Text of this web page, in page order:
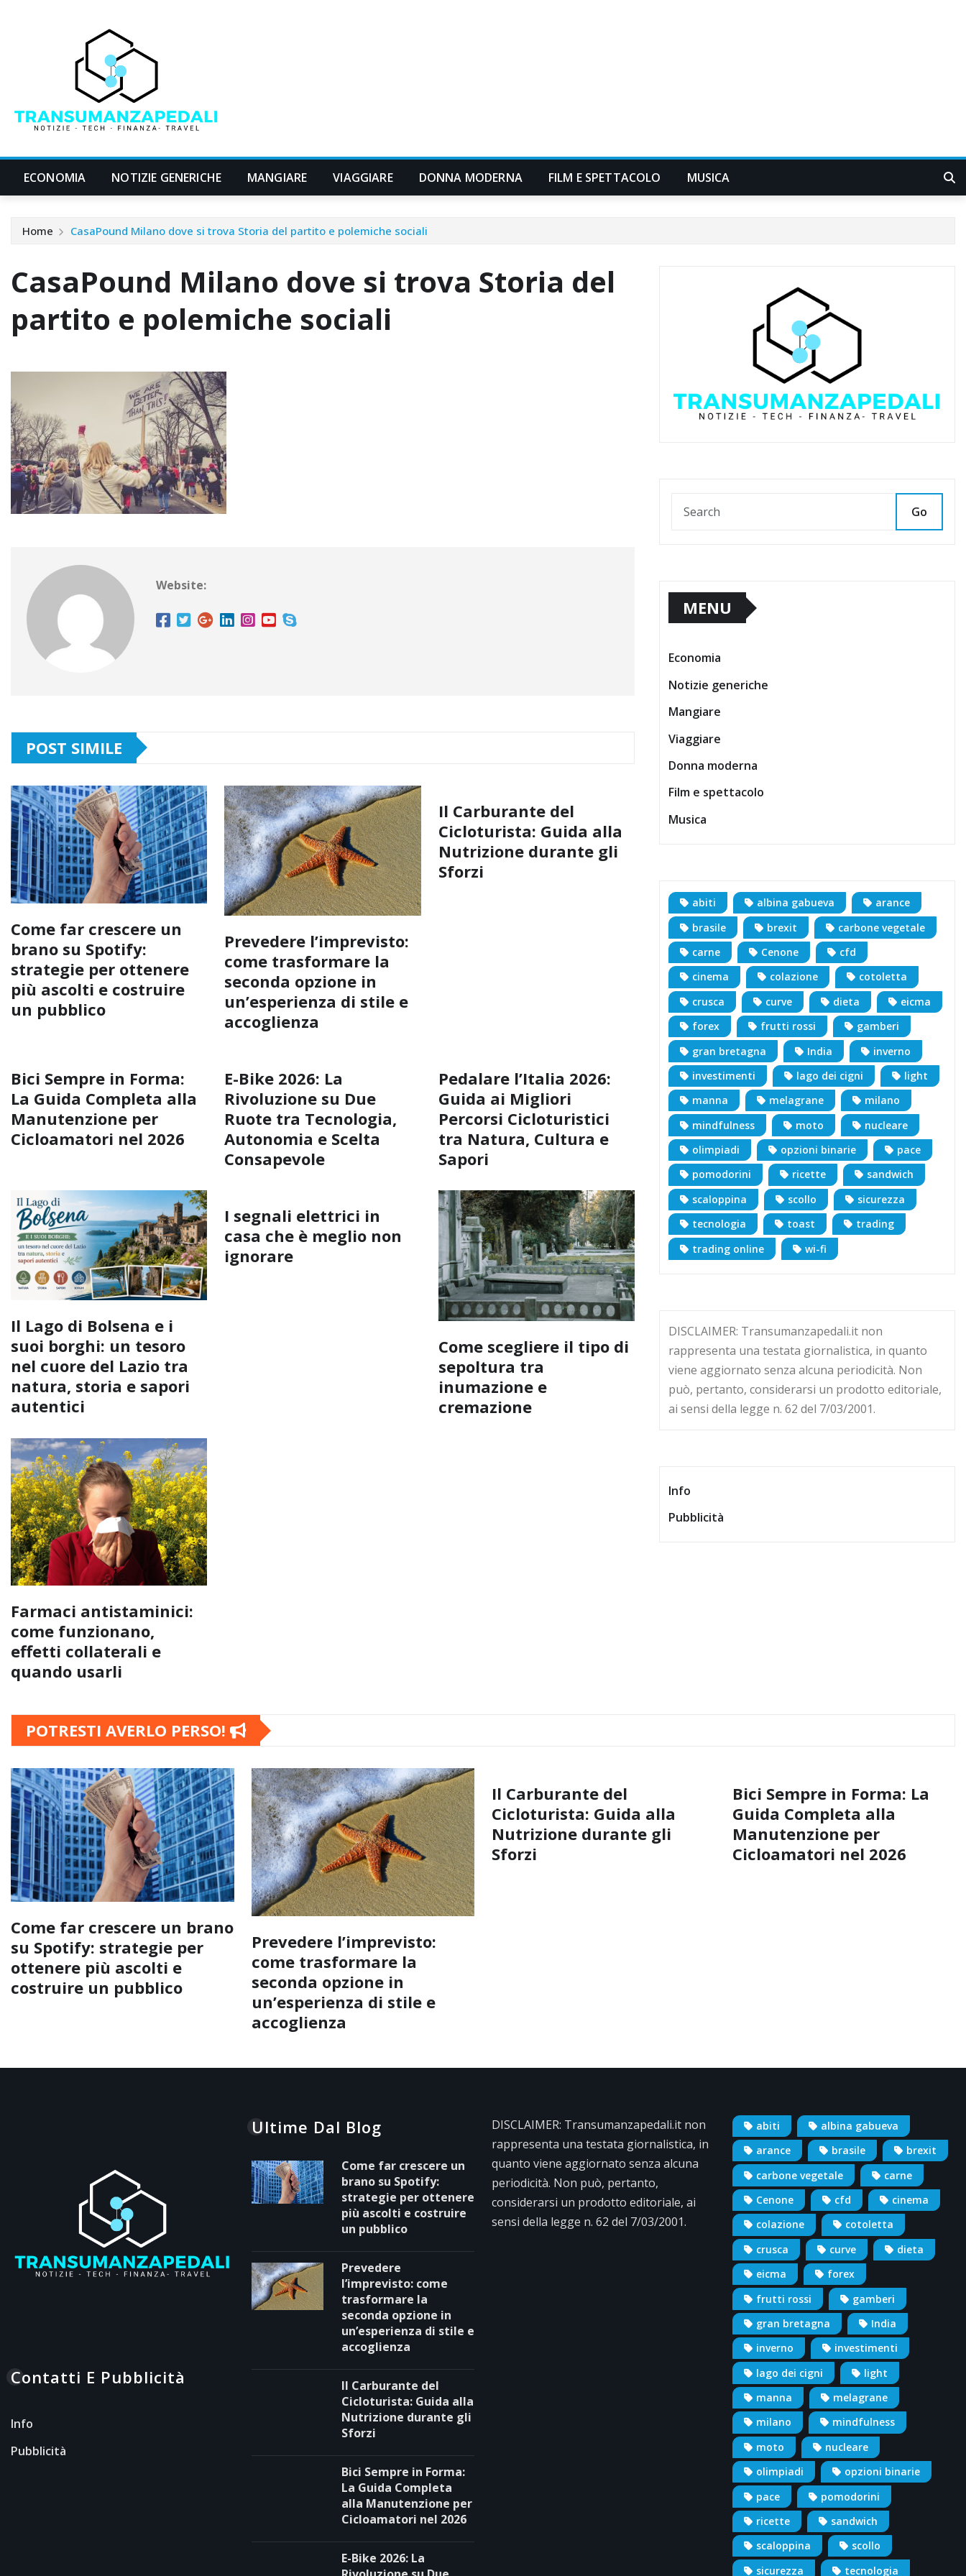
ECONOMIA NOTIZIE GENERICHE MANGIARE VIAGGIARE DONNA MODERNA FILM E SPETTACOLO MUSICA
Home CasaPound Milano dove si trova Storia del partito e polemiche sociali
CasaPound Milano dove si trova Storia del
partito e polemiche sociali
Website:
POST SIMILE
Come far crescere un
brano su Spotify:
strategie per ottenere
più ascolti e costruire
un pubblico
Prevedere l’imprevisto:
come trasformare la
seconda opzione in
un’esperienza di stile e
accoglienza
Il Carburante del
Cicloturista: Guida alla
Nutrizione durante gli
Sforzi
Bici Sempre in Forma:
La Guida Completa alla
Manutenzione per
Cicloamatori nel 2026
E-Bike 2026: La
Rivoluzione su Due
Ruote tra Tecnologia,
Autonomia e Scelta
Consapevole
Pedalare l’Italia 2026:
Guida ai Migliori
Percorsi Cicloturistici
tra Natura, Cultura e
Sapori
Il Lago di Bolsena e i
suoi borghi: un tesoro
nel cuore del Lazio tra
natura, storia e sapori
autentici
I segnali elettrici in
casa che è meglio non
ignorare
Come scegliere il tipo di
sepoltura tra
inumazione e
cremazione
Farmaci antistaminici:
come funzionano,
effetti collaterali e
quando usarli
Go
MENU
Economia
Notizie generiche
Mangiare
Viaggiare
Donna moderna
Film e spettacolo
Musica
abiti albina gabueva
arance
brasile
brexit
carbone vegetale
carne
Cenone
cfd
cinema
colazione
cotoletta
crusca
curve dieta
eicma
forex
frutti rossi
gamberi
gran bretagna
India
inverno
investimenti
lago dei cigni
light
manna
melagrane
milano
mindfulness
moto
nucleare
olimpiadi
opzioni binarie
pace
pomodorini
ricette
sandwich
scaloppina
scollo
sicurezza
tecnologia
toast
trading
trading online
wi-fi
DISCLAIMER: Transumanzapedali.it non
rappresenta una testata giornalistica, in quanto
viene aggiornato senza alcuna periodicità. Non
può, pertanto, considerarsi un prodotto editoriale,
ai sensi della legge n. 62 del 7/03/2001.
Info
Pubblicità
POTRESTI AVERLO PERSO!
Come far crescere un brano
su Spotify: strategie per
ottenere più ascolti e
costruire un pubblico
Prevedere l’imprevisto:
come trasformare la
seconda opzione in
un’esperienza di stile e
accoglienza
Il Carburante del
Cicloturista: Guida alla
Nutrizione durante gli
Sforzi
Bici Sempre in Forma: La
Guida Completa alla
Manutenzione per
Cicloamatori nel 2026
Contatti E Pubblicità
Info
Pubblicità
Ultime Dal Blog
Come far crescere un
brano su Spotify:
strategie per ottenere
più ascolti e costruire
un pubblico
Prevedere
l’imprevisto: come
trasformare la
seconda opzione in
un’esperienza di stile e
accoglienza
Il Carburante del
Cicloturista: Guida alla
Nutrizione durante gli
Sforzi
Bici Sempre in Forma:
La Guida Completa
alla Manutenzione per
Cicloamatori nel 2026
E-Bike 2026: La
DISCLAIMER: Transumanzapedali.it non
rappresenta una testata giornalistica, in
quanto viene aggiornato senza alcuna
periodicità. Non può, pertanto,
considerarsi un prodotto editoriale, ai
sensi della legge n. 62 del 7/03/2001.
abiti
albina gabueva
arance
brasile
brexit
carbone vegetale
carne
Cenone
cfd
cinema
colazione
cotoletta
crusca
curve
dieta
eicma
forex
frutti rossi
gamberi
gran bretagna
India
inverno
investimenti
lago dei cigni
light
manna
melagrane
milano
mindfulness
moto
nucleare
olimpiadi
opzioni binarie
pace
pomodorini
ricette
sandwich
scaloppina
scollo
sicurezza
tecnologia